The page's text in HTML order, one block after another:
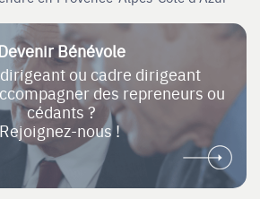
Bénévole
ou cadre dirigeant
des repreneurs ou
cédants ?
Rejoignez-nous !